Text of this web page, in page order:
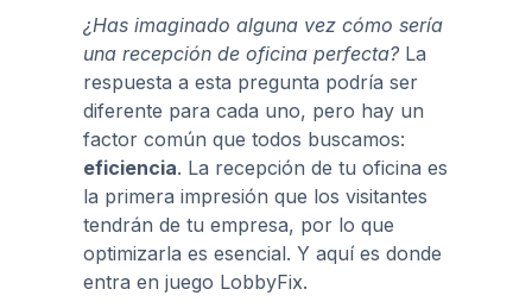
¿Has imaginado alguna vez cómo sería
una recepción de oficina perfecta? La
respuesta a esta pregunta podría ser
diferente para cada uno, pero hay un
factor común que todos buscamos:
eficiencia. La recepción de tu oficina es
la primera impresión que los visitantes
tendrán de tu empresa, por lo que
optimizarla es esencial. Y aquí es donde
entra en juego LobbyFix.